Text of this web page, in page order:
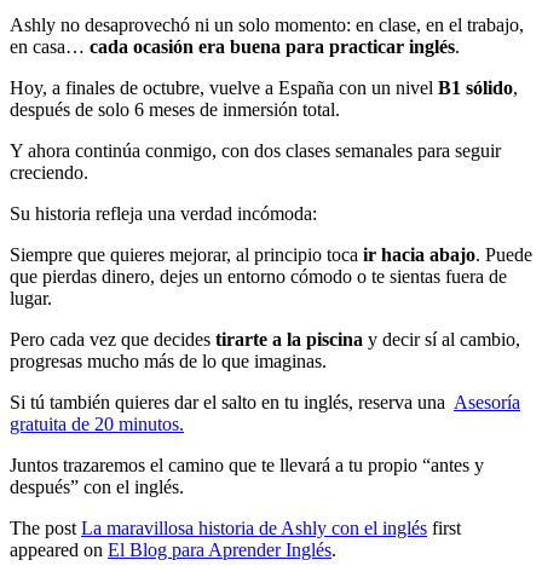
Ashly no desaprovechó ni un solo momento: en clase, en el trabajo,
en casa… cada ocasión era buena para practicar inglés.
Hoy, a finales de octubre, vuelve a España con un nivel B1 sólido,
después de solo 6 meses de inmersión total.
Y ahora continúa conmigo, con dos clases semanales para seguir
creciendo.
Su historia refleja una verdad incómoda:
Siempre que quieres mejorar, al principio toca ir hacia abajo. Puede
que pierdas dinero, dejes un entorno cómodo o te sientas fuera de
lugar.
Pero cada vez que decides tirarte a la piscina y decir sí al cambio,
progresas mucho más de lo que imaginas.
Si tú también quieres dar el salto en tu inglés, reserva una Asesoría
gratuita de 20 minutos.
Juntos trazaremos el camino que te llevará a tu propio “antes y
después” con el inglés.
The post La maravillosa historia de Ashly con el inglés first
appeared on El Blog para Aprender Inglés.